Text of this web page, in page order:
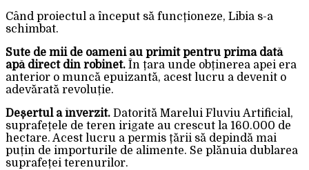
Când proiectul a început să funcționeze, Libia s-a
schimbat.
Sute de mii de oameni au primit pentru prima dată
apă direct din robinet. În țara unde obținerea apei era
anterior o muncă epuizantă, acest lucru a devenit o
adevărată revoluție.
Deșertul a înverzit. Datorită Marelui Fluviu Artificial,
suprafețele de teren irigate au crescut la 160.000 de
hectare. Acest lucru a permis țării să depindă mai
puțin de importurile de alimente. Se plănuia dublarea
suprafeței terenurilor.